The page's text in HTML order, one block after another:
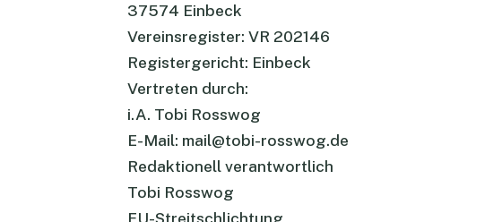
37574 Einbeck
Vereinsregister: VR 202146
Registergericht: Einbeck
Vertreten durch:
i.A. Tobi Rosswog
E-Mail: mail@tobi-rosswog.de
Redaktionell verantwortlich
Tobi Rosswog